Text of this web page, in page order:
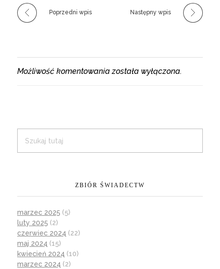
Poprzedni wpis Następny wpis
Możliwość komentowania została wyłączona.
ZBIÓR ŚWIADECTW
marzec 2025 (5)
luty 2025 (2)
czerwiec 2024 (22)
maj 2024 (15)
kwiecień 2024 (10)
marzec 2024 (2)